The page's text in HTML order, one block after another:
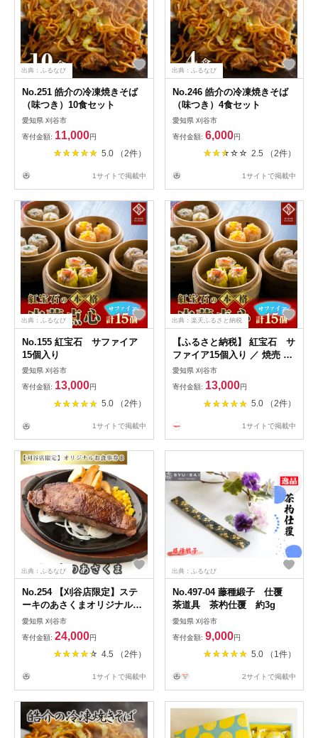
出典：ふるなび
No.251 皓介の冷凍焼きそば
（味つき）10食セット
愛知県 刈谷市
寄付金額: 11,000円
5.0 （2件）
1サイトで掲載中
出典：ふるなび
No.246 皓介の冷凍焼きそば
（味つき）4食セット
愛知県 刈谷市
寄付金額: 6,000円
2.5 （2件）
1サイトで掲載中
出典：ふるなび
No.155 紅宝石 サファイア
15個入り
愛知県 刈谷市
寄付金額: 13,000円
5.0 （2件）
1サイトで掲載中
出典：楽天ふるさと納税
【ふるさと納税】 紅宝石 サ
ファイア15個入り ／ 焼売 シ
ュウマイ 詰め合わせ 点心 中
華 惣菜 冷凍食品 電子レンジ
調理 手作り 台湾シェフ 食べ
比べ 家庭用 おかず 送料無料
愛知県 刈谷市
寄付金額: 13,000円
5.0 （2件）
1サイトで掲載中
出典：ふるなび
No.254 【刈谷店限定】ステ
ーキのあさくまオリジナルお
食事券B
愛知県 刈谷市
寄付金額: 24,000円
4.5 （2件）
1サイトで掲載中
出典：ふるなび
No.497-04 藤種緞子 仕覆
茶道具 茶杓仕覆 約3g
愛知県 刈谷市
寄付金額: 9,000円
5.0 （1件）
2サイトで掲載中